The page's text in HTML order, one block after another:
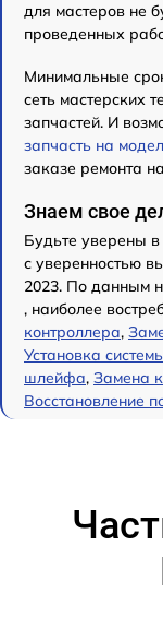
для мастеров не
проведенных
Минимальные
сеть мастерских
запчастей. И
запчасть на
заказе ремонта
Знаем свое
Будьте уверены
с уверенностью
2023. По данным
, наиболее
контроллера,
Установка
шлейфа, Замена
Восстановление